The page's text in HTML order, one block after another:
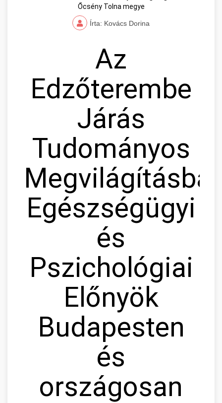
Őcsény Tolna megye
Írta: Kovács Dorina
Az
Edzőterembe
Járás
Tudományos
Egészségügyi
és
Pszichológiai
Előnyök
Budapesten
és
országosan